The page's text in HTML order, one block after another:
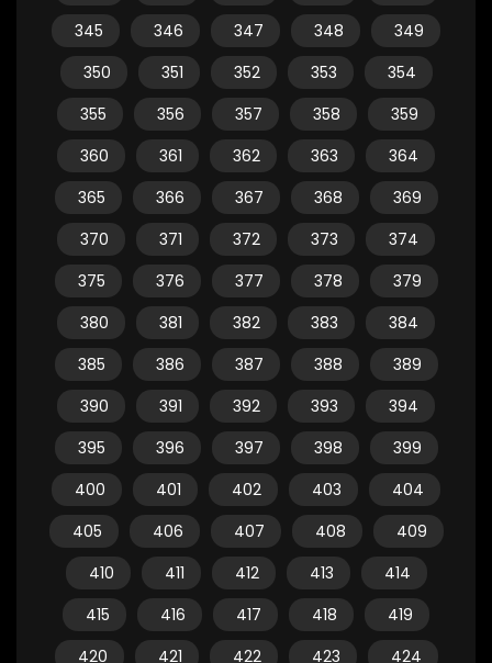
345
346 347 348
349
350
351 352 353
354
355
356 357 358
359
360
361 362 363
364
365
366 367 368
369
370
371 372 373
374
375
376 377 378
379
380
381 382 383
384
385
386 387 388
389
390
391 392 393
394
395
396 397 398
399
400
401 402 403
404
405
406 407 408
409
410
411 412 413
414
415
416 417 418
419
420
421 422 423 424